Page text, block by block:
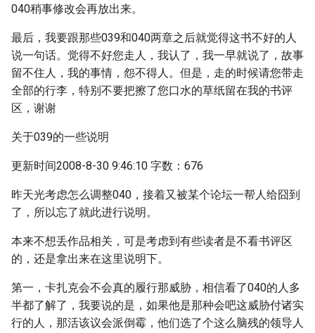
040稍事修改会再放出来。
最后，我要跟那些039和040两章之后就觉得这书不好的人
说一句话。觉得不好您走人，我认了，我一早就说了，故事
留不住人，我的事情，怨不得人。但是，走的时候请您带走
全部的行李，特别不要把擦了您口水的草纸留在我的书评
区，谢谢
关于039的一些说明
更新时间2008-8-30 9:46:10 字数：676
昨天光考虑怎么调整040，接着又被某个论坛一帮人给囧到
了，所以忘了就此进行说明。
本来不想丢作品相关，可是考虑到有些读者是不看书评区
的，还是拿出来在这里说明下。
第一，卡扎克会不会真的履行那威胁，相信看了040的人多
半都了解了，我要说的是，如果他是那种会吧这威胁付诸实
行的人，那活该议会派倒霉，他们选了个这么脑残的领导人